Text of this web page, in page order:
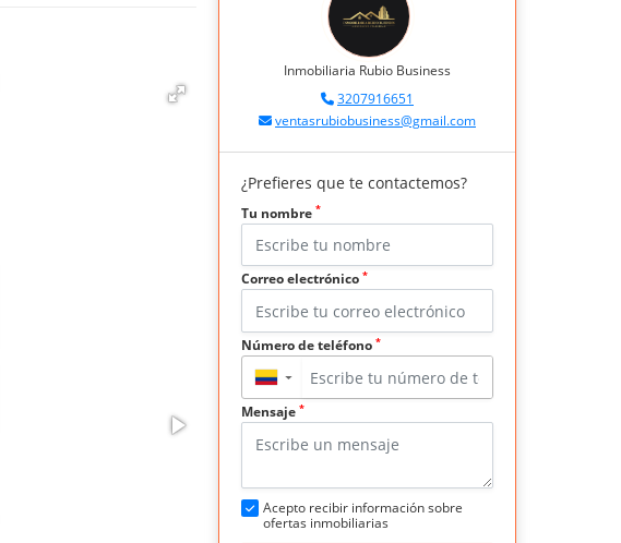
Inmobiliaria Rubio Business
3207916651
ventasrubiobusiness@gmail.com
¿Prefieres que te contactemos?
Tu nombre *
Correo electrónico *
Número de teléfono *
▼
Mensaje *
Acepto recibir información sobre
ofertas inmobiliarias